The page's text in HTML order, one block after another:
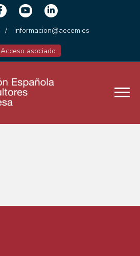
/ informacion@aecem.es
Acceso asociado